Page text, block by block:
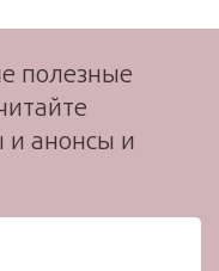
полезные
и анонсы и